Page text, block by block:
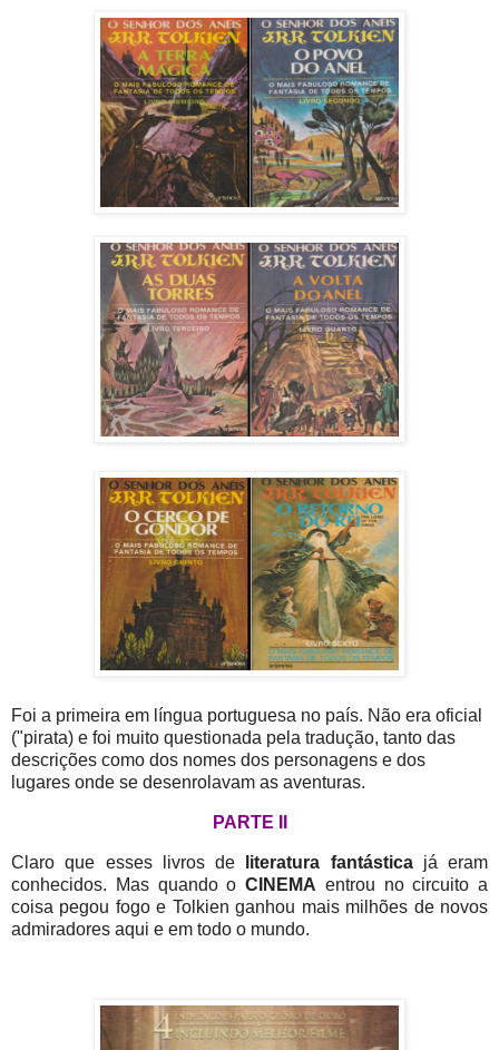
Foi a primeira em língua portuguesa no país. Não era oficial
("pirata) e foi muito questionada pela tradução, tanto das
descrições como dos nomes dos personagens e dos
lugares onde se desenrolavam as aventuras.
PARTE II
Claro que esses livros de literatura fantásticajá eram
conhecidos. Mas quando o CINEMA entrou no circuito a
coisa pegou fogo e Tolkien ganhou mais milhões de novos
admiradores aqui e em todo o mundo.